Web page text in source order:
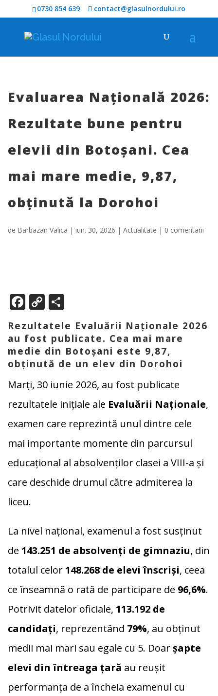
0730 854 639 contact@glasulnordului.ro
Evaluarea Națională 2026:
Rezultate bune pentru
elevii din Botoșani. Cea
mai mare medie, 9,87,
obținută la Dorohoi
de Barbazan Valica | iun. 30, 2026 | Actualitate | 0 comentarii
F
ac
e
b
o
o
k
C
o
p
y
Li
n
k
P
ar
ta
je
az
ă
Rezultatele Evaluării Naționale 2026
au fost publicate. Cea mai mare
medie din Botoșani este 9,87,
obținută de un elev din Dorohoi
Marți, 30 iunie 2026, au fost publicate
rezultatele inițiale ale Evaluării Naționale,
examen care reprezintă unul dintre cele
mai importante momente din parcursul
educațional al absolvenților clasei a VIII-a și
care deschide drumul către admiterea la
liceu.
La nivel național, examenul a fost susținut
de 143.251 de absolvenți de gimnaziu, din
totalul celor 148.268 de elevi înscriși, ceea
ce înseamnă o rată de participare de 96,6%.
Potrivit datelor oficiale, 113.192 de
candidați, reprezentând 79%, au obținut
medii mai mari sau egale cu 5. Doar șapte
elevi din întreaga țară au reușit
performanța de a încheia examenul cu